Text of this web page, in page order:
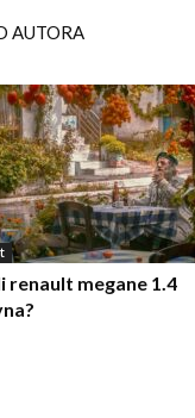
AUTORA
renault megane 1.4